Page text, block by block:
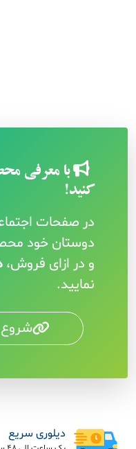
با معرفی
کنید!
در صفحات
دوستان خود
و در ازای فروش،
نمایید.
شروع
دیلوری سریع